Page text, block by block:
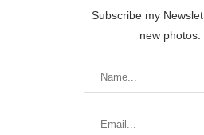
Subscribe my
new